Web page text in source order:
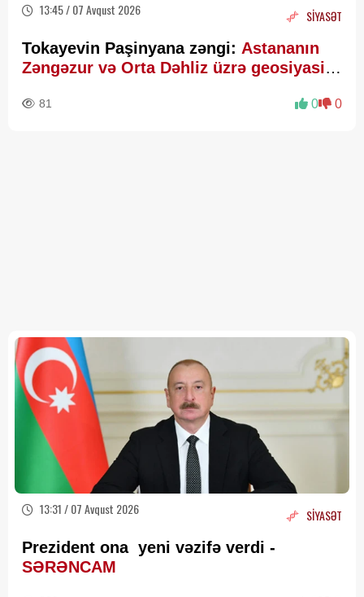
13:45 / 07 Avqust 2026 SİYASƏT
Tokayevin Paşinyana zəngi: Astananın
Zəngəzur və Orta Dəhliz üzrə geosiyasi
81 0 0
13:31 / 07 Avqust 2026 SİYASƏT
Prezident ona yeni vəzifə verdi -
SƏRƏNCAM